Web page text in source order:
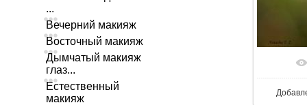
...
Вечерний макияж
Восточный макияж
Дымчатый макияж
глаз...
Естественный
макияж